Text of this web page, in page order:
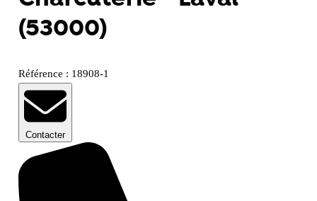
(53000)
Référence : 18908-1
Contacter